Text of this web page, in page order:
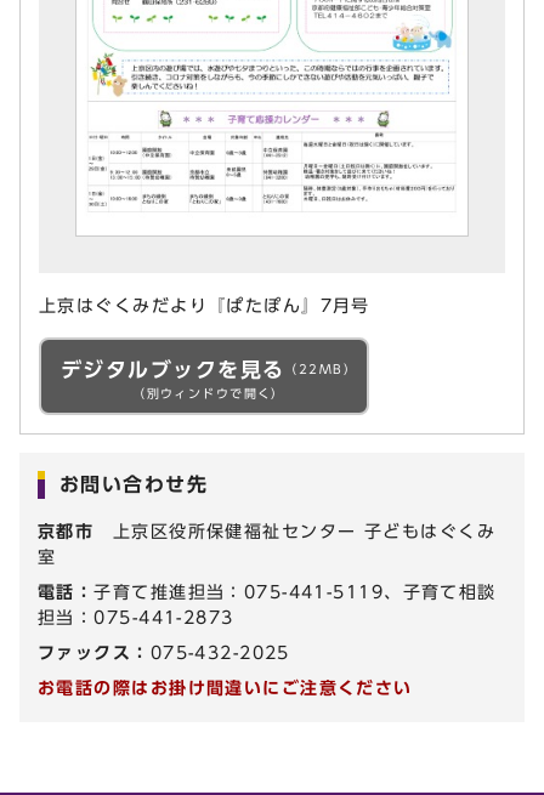
上京はぐくみだより『ぱたぽん』7月号
デジタルブックを見る
（22MB）
（別ウィンドウで開く）
お問い合わせ先
京都市 上京区役所保健福祉センター 子どもはぐくみ
室
電話：子育て推進担当：075-441-5119、子育て相談
担当：075-441-2873
ファックス： 075-432-2025
お電話の際はお掛け間違いにご注意ください